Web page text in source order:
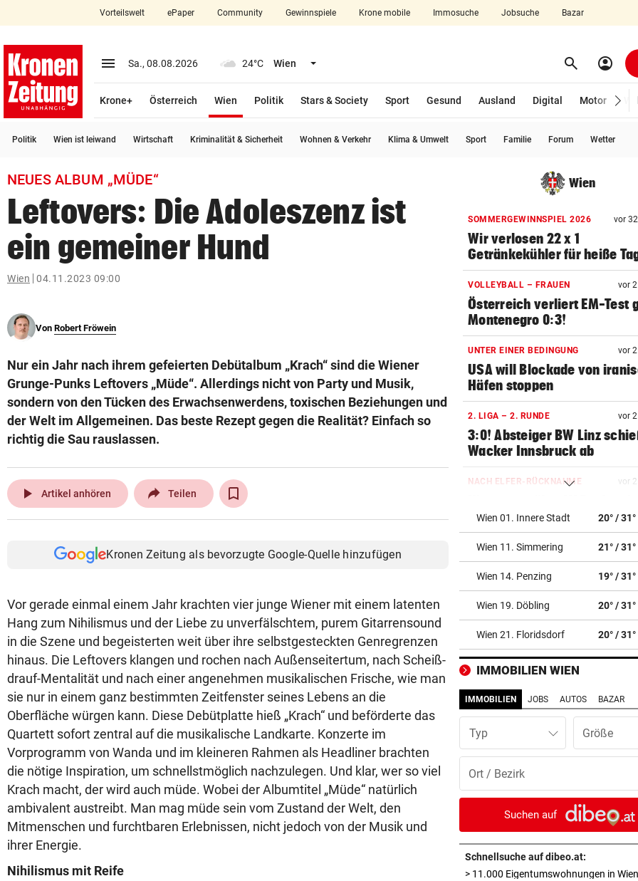
closeSchließen
account_circle Anmelden
arrow_right
search
Suchbegriff
eingeben
© Krone Multimedia GmbH & Co KG 2026
Vorteilswelt ePaper Community Gewinnspiele Krone mobile Immosuche Jobsuche Bazar
menu Menü aufklappen
Sa., 08.08.2026 24°C Wien Menü aufklappen search Suchen
account_circle
Krone+ Österreich Wien
Politik
Stars & Society Sport Gesund Ausland Digital Motor
Politik Wien ist leiwand Wirtschaft Kriminalität & Sicherheit Wohnen & Verkehr Klima & Umwelt Sport Familie Forum Wetter
NEUES ALBUM „MÜDE“
Leftovers: Die Adoleszenz ist
ein gemeiner Hund
Wien 04.11.2023 09:00
Von Robert Fröwein
Nur ein Jahr nach ihrem gefeierten Debütalbum „Krach“ sind die Wiener
Grunge-Punks Leftovers „Müde“. Allerdings nicht von Party und Musik,
sondern von den Tücken des Erwachsenwerdens, toxischen Beziehungen und
der Welt im Allgemeinen. Das beste Rezept gegen die Realität? Einfach so
richtig die Sau rauslassen.
play_arrow Artikel anhören Teilen
Kronen Zeitung als bevorzugte Google-Quelle hinzufügen
Vor gerade einmal einem Jahr krachten vier junge Wiener mit einem latenten
Hang zum Nihilismus und der Liebe zu unverfälschtem, purem Gitarrensound
in die Szene und begeisterten weit über ihre selbstgesteckten Genregrenzen
hinaus. Die Leftovers klangen und rochen nach Außenseitertum, nach Scheiß-
drauf-Mentalität und nach einer angenehmen musikalischen Frische, wie man
sie nur in einem ganz bestimmten Zeitfenster seines Lebens an die
Oberfläche würgen kann. Diese Debütplatte hieß „Krach“ und beförderte das
Quartett sofort zentral auf die musikalische Landkarte. Konzerte im
Vorprogramm von Wanda und im kleineren Rahmen als Headliner brachten
die nötige Inspiration, um schnellstmöglich nachzulegen. Und klar, wer so viel
Krach macht, der wird auch müde. Wobei der Albumtitel „Müde“ natürlich
ambivalent austreibt. Man mag müde sein vom Zustand der Welt, den
Mitmenschen und furchtbaren Erlebnissen, nicht jedoch von der Musik und
ihrer Energie.
Nihilismus mit Reife
Wien
SOMMERGEWINNSPIEL 2026 vor
Wir verlosen 22 x 1
Getränkekühler für heiße
VOLLEYBALL – FRAUEN vor
Österreich verliert EM-Test
Montenegro 0:3!
UNTER EINER BEDINGUNG vor
USA will Blockade von
Häfen stoppen
2. LIGA – 2. RUNDE vor
3:0! Absteiger BW Linz
Wacker Innsbruck ab
NACH ELFER-RÜCKNAHME vor
absoluter Skandal!“
WEGEN CEUTA-KRISE vor
Spanien kontert: Jetzt
Grenzkontrollen für Italien
SONNTAG NOCH IM KASTEN
Klubs aus Holland und
locken WAC-Goalie
BEI BARESI-ABSCHIED
Brasilien-Legende schockt
mit Mallet-Finger
meldet sich zu Wort
STRATEGIE FEHLT vor
Schutz vor Drohnen?
hat keinen Plan
LÄNDLE-KICKER SIEGEN vor
Wien 01. Innere Stadt 20° / 31°
Wien 11. Simmering 21° / 31°
Wien 14. Penzing 19° / 31°
Wien 19. Döbling 20° / 31°
Wien 21. Floridsdorf 20° / 31°
IMMOBILIEN WIEN
IMMOBILIEN JOBS AUTOS BAZAR
Typ
Suchen auf
Schnellsuche auf dibeo.at:
> 11.000 Eigentumswohnungen in Wien